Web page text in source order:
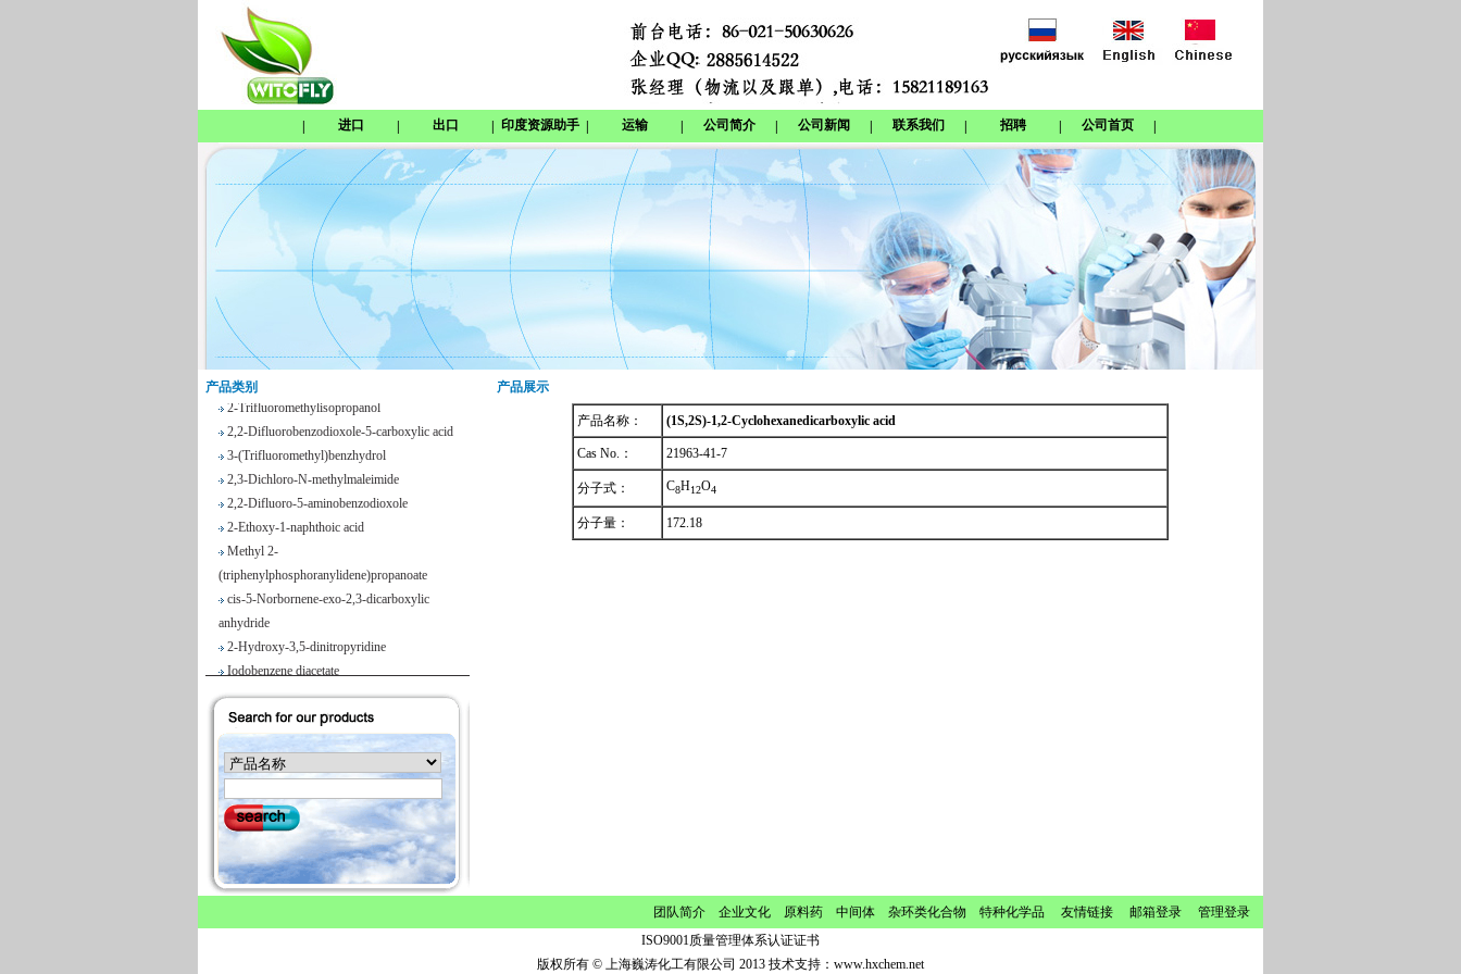
进口 出口 印度资源助手 运输 公司简介 公司新闻 联系我们 招聘 公司首页
产品类别
Tetrabenazine
1,8-Naphthosultone
2,2,2-Trifluoroethyl 4-
methylbenzenesulfonate
2,2-Difluorobenzodioxole-5-carboxylic acid
3-(Trifluoromethyl)benzhydrol
2,3-Dichloro-N-methylmaleimide
2,2-Difluoro-5-aminobenzodioxole
2-Ethoxy-1-naphthoic acid
Methyl 2-
(triphenylphosphoranylidene)propanoate
cis-5-Norbornene-exo-2,3-dicarboxylic
anhydride
2-Hydroxy-3,5-dinitropyridine
Iodobenzene diacetate
Maslinic acid
Tetrahydro-2H-pyran-4-carboxylic acid
Ethyl 2-
(triphenylphosphoranylidene)propionate
Methyl 3-methoxyacrylate
1H-Benzimidazole-5-carbonitrile
Vegiben 2E
Thiooctanoic acid
Ethyl 6,7-dimethoxy-1,2,3,4-
产品展示
产品名称： (1S,2S)-1,2-Cyclohexanedicarboxylic acid
Cas No.： 21963-41-7
分子式： C8H12O4
分子量： 172.18
团队简介 企业文化 原料药 中间体 杂环类化合物 特种化学品 友情链接 邮箱登录
管理登录
ISO9001质量管理体系认证证书
版权所有 © 上海巍涛化工有限公司 2013 技术支持： www.hxchem.net